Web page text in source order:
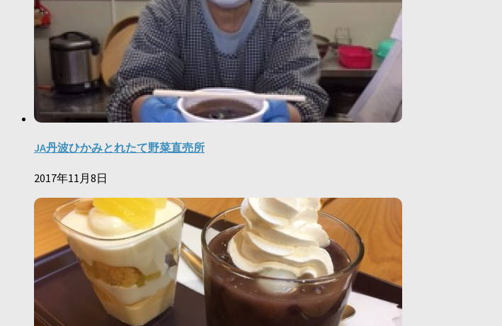
JA丹波ひかみとれたて野菜直売所
2017年11月8日